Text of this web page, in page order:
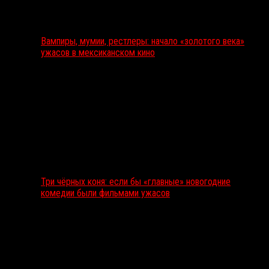
Вампиры, мумии, рестлеры: начало «золотого века»
ужасов в мексиканском кино
Три чёрных коня: если бы «главные» новогодние
комедии были фильмами ужасов